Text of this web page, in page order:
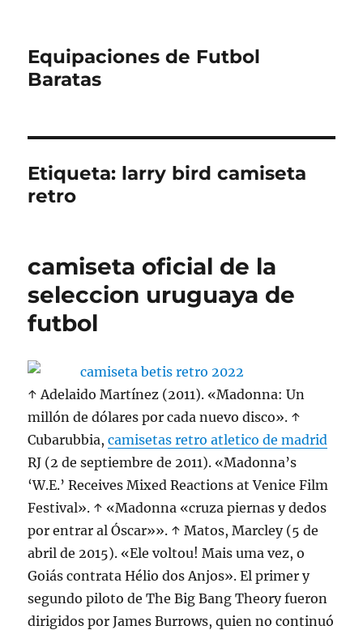
Equipaciones de Futbol
Baratas
Etiqueta: larry bird camiseta
retro
camiseta oficial de la
seleccion uruguaya de
futbol
↑ Adelaido Martínez (2011). «Madonna: Un
millón de dólares por cada nuevo disco». ↑
Cubarubbia,camisetas retro atletico de madrid
RJ (2 de septiembre de 2011). «Madonna’s
‘W.E.’ Receives Mixed Reactions at Venice Film
Festival». ↑ «Madonna «cruza piernas y dedos
por entrar al Óscar»». ↑ Matos, Marcley (5 de
abril de 2015). «Ele voltou! Mais uma vez, o
Goiás contrata Hélio dos Anjos». El primer y
segundo piloto de The Big Bang Theory fueron
dirigidos por James Burrows, quien no continuó